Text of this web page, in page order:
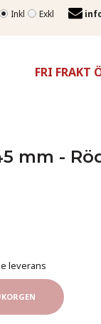
Inkl Exkl
FRI FRAKT
mm -
leverans